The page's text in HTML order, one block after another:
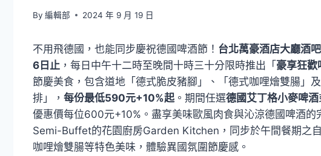
By 編輯部 2024 年 9 月 19 日
不用飛德國，也能同步慶祝德國啤酒節！ 台北萬豪酒店大廳酒
6日止 ，每日中午十二時至晚間十時三十分限時推出「豪享狂歡
節慶美食，包含道地「德式脆皮豬腳」、「德式咖哩燴雙腸」
排」， 每份最低590元+10%起 。期間任選德國艾丁格小麥啤酒
優惠價每位600元+10%。盡享美味歐風肉食與沁涼德國啤酒的
Semi-Buffet的花園廚房Garden Kitchen，同步於午間餐期之
咖哩燴雙腸等特色美味，體驗異國氛圍節慶感。